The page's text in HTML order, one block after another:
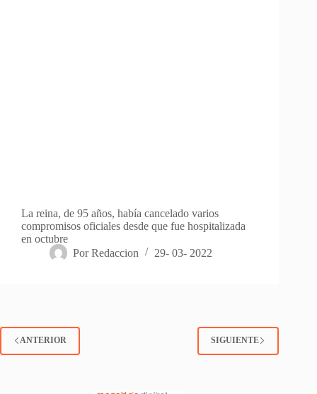
La reina, de 95 años, había cancelado varios
compromisos oficiales desde que fue hospitalizada
en octubre
Por Redaccion 29- 03- 2022
ANTERIOR SIGUIENTE